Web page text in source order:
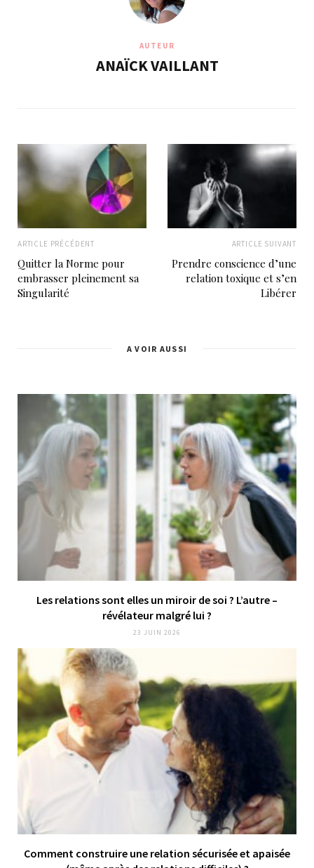
AUTEUR
ANAÏCK VAILLANT
ARTICLE PRÉCÉDENT
Quitter la Norme pour
embrasser pleinement sa
Singularité
ARTICLE SUIVANT
Prendre conscience d’une
relation toxique et s’en
Libérer
A VOIR AUSSI
Les relations sont elles un miroir de soi ? L’autre –
révélateur malgré lui ?
23 JUIN 2026
Comment construire une relation sécurisée et apaisée